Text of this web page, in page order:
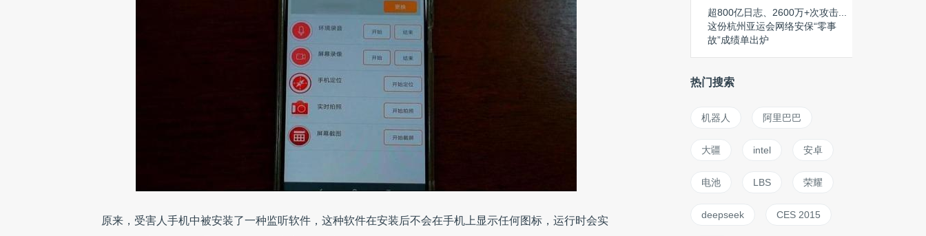
原来，受害人手机中被安装了一种监听软件，这种软件在安装后不会在手机上显示任何图标，运行时会实
超800亿日志、2600万+次攻击...
这份杭州亚运会网络安保“零事
故”成绩单出炉
热门搜索
机器人 阿里巴巴
大疆 intel 安卓
电池 LBS 荣耀
deepseek CES 2015